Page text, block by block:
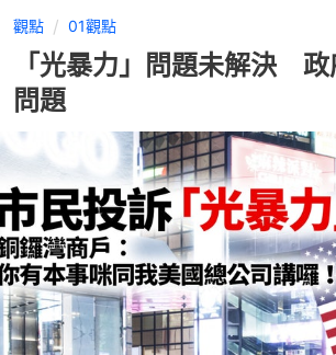
觀點 01觀點
「光暴力」問題未解決
問題